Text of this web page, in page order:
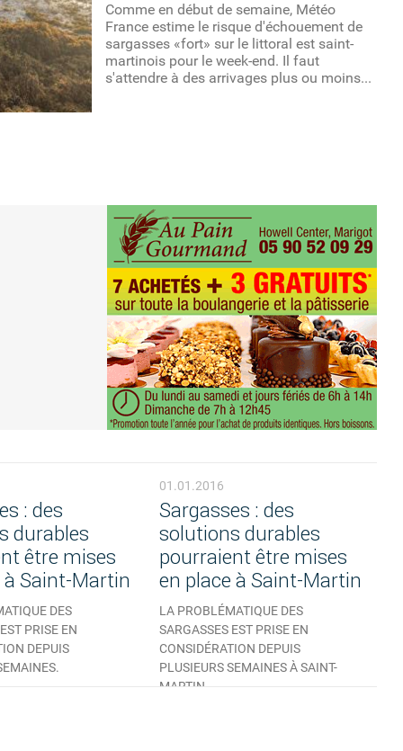
Comme en début de semaine, Météo
France estime le risque d'échouement de
sargasses «fort» sur le littoral est saint-
martinois pour le week-end. Il faut
s'attendre à des arrivages plus ou moins...
: des
durables
être mises
à Saint-Martin
DES
PRISE EN
DEPUIS
01.01.2016
Sargasses : des
solutions durables
pourraient être mises
en place à Saint-Martin
LA PROBLÉMATIQUE DES
SARGASSES EST PRISE EN
CONSIDÉRATION DEPUIS
PLUSIEURS SEMAINES À SAINT-
MARTIN...